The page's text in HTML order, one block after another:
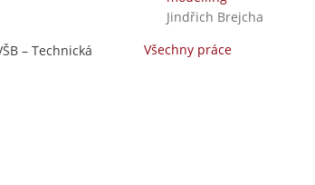
– Technická
Jindřich Brejcha
Všechny práce